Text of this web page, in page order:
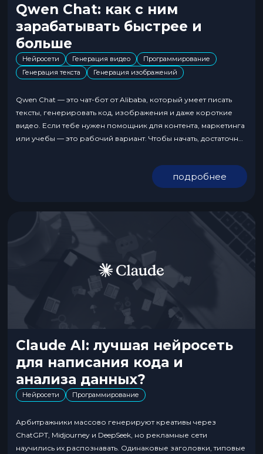
Qwen Chat: как с ним
зарабатывать быстрее и
больше
Нейросети Генерация видео
Программирование
Генерация текста
Генерация изображений
Qwen Chat — это чат-бот от Alibaba, который умеет писать
тексты, генерировать код, изображения и даже короткие
видео. Если тебе нужен помощник для контента, маркетинга
или учебы — это рабочий вариант. Чтобы начать, достаточно
первый диалог. В меню можно переключать модели,
включая расширенный режим. Qwen Chat: что это...
подробнее
Claude AI: лучшая нейросеть
для написания кода и
анализа данных?
Нейросети Программирование
Арбитражники массово генерируют креативы через
ChatGPT, Midjourney и DeepSeek, но рекламные сети
научились их распознавать. Одинаковые заголовки, типовые